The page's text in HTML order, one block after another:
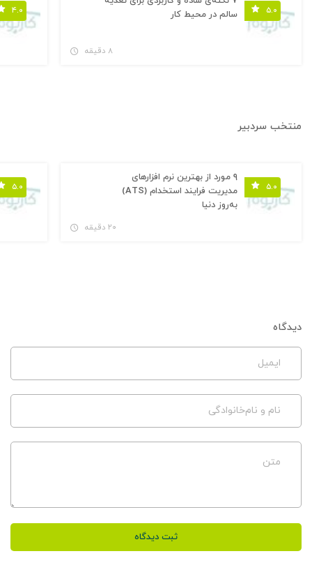
۵.۰
سالم در محیط کار
۸ دقیقه
۴.۰
منتخب سردبیر
۵.۰
۹ مورد از بهترین نرم افزارهای
مدیریت فرایند استخدام (ATS)
به‌روز دنیا
۲۰ دقیقه
۵.۰
دیدگاه
ایمیل
نام و نام‌خانوادگی
متن
ثبت دیدگاه